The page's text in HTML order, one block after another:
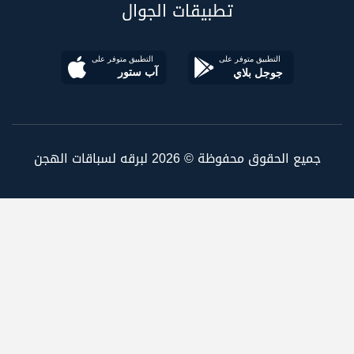
تطبيقات الجوال
جميع الحقوق محفوظة © 2026 لبرقه لسباقات الهجن